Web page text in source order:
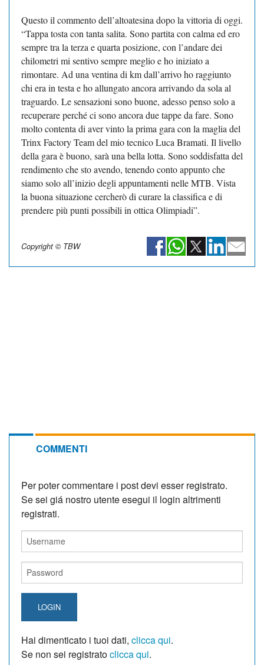
Questo il commento dell’altoatesina dopo la vittoria di oggi.
“Tappa tosta con tanta salita. Sono partita con calma ed ero
sempre tra la terza e quarta posizione, con l’andare dei
chilometri mi sentivo sempre meglio e ho iniziato a
rimontare. Ad una ventina di km dall’arrivo ho raggiunto
chi era in testa e ho allungato ancora arrivando da sola al
traguardo. Le sensazioni sono buone, adesso penso solo a
recuperare perché ci sono ancora due tappe da fare. Sono
molto contenta di aver vinto la prima gara con la maglia del
Trinx Factory Team del mio tecnico Luca Bramati. Il livello
della gara è buono, sarà una bella lotta. Sono soddisfatta del
rendimento che sto avendo, tenendo conto appunto che
siamo solo all’inizio degli appuntamenti nelle MTB. Vista
la buona situazione cercherò di curare la classifica e di
prendere più punti possibili in ottica Olimpiadi”.
Copyright © TBW
COMMENTI
Per poter commentare i post devi esser registrato.
Se sei giá nostro utente esegui il login altrimenti
registrati.
LOGIN
Hai dimenticato i tuoi dati, clicca qui.
Se non sei registratoclicca qui.